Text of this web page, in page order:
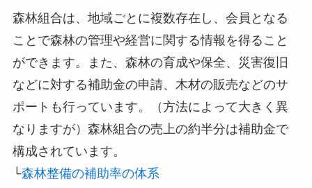
森林組合は、 地域ごとに複数存在し、会員となる
ことで森林の管理や経営に関する情報を得ること
ができます。また、森林の育成や保全、災害復旧
などに対する補助金の申請、木材の販売などのサ
ポート も行っています。（方法によって大きく異
なりますが）森林組合の売上の約半分は補助金で
構成されています。
└森林整備の補助率の体系